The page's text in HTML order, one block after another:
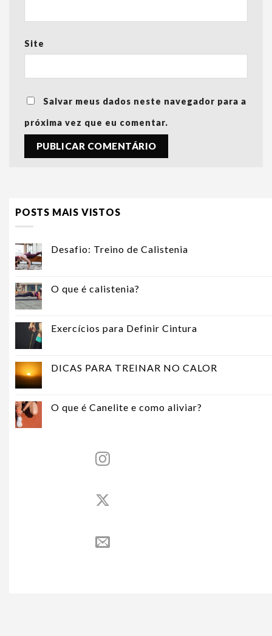
Site
Salvar meus dados neste navegador para a
próxima vez que eu comentar.
POSTS MAIS VISTOS
Desafio: Treino de Calistenia
O que é calistenia?
Exercícios para Definir Cintura
DICAS PARA TREINAR NO CALOR
O que é Canelite e como aliviar?